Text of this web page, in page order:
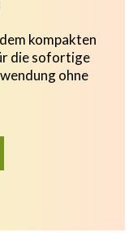
kompakten
die sofortige
ohne